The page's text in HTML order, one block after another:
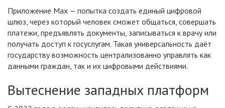
Приложение Max — попытка создать единый цифровой
шлюз, через который человек сможет общаться, совершать
платежи, предъявлять документы, записываться к врачу или
получать доступ к госуслугам. Такая универсальность даёт
государству возможность централизованно управлять как
данными граждан, так и их цифровыми действиями.
Вытеснение западных платформ